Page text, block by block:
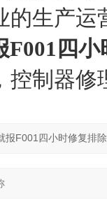
的生产运
F001四
控制器修